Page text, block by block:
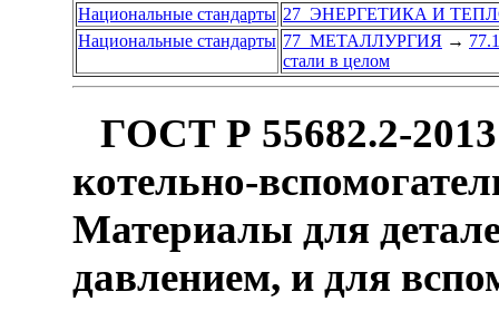
Национальные стандарты 27 ЭНЕРГЕТИКА И
Национальные стандарты 77 МЕТАЛЛУРГИЯ →
стали в целом
ГОСТ Р 55682.2-
котельно-
Материалы для
давлением, и для